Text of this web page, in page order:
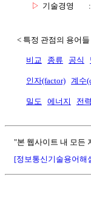
▷ 기술경영
< 특정 관점의 용어
비교 종류 공식
인자(factor) 계수
밀도 에너지 전력
"본 웹사이트 내 모든
[정보통신기술용어해